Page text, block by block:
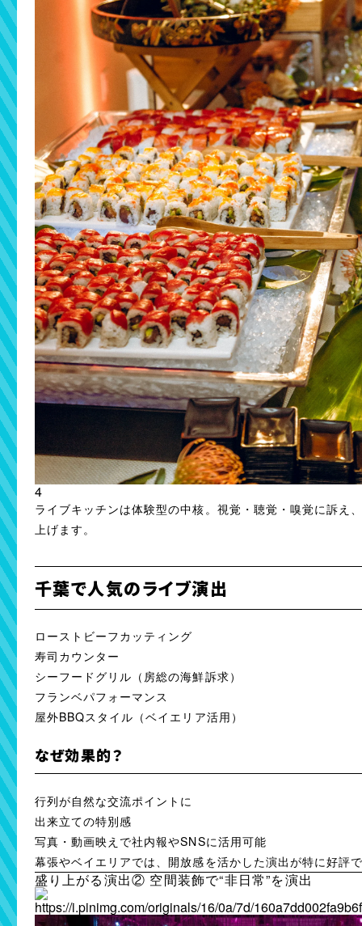
4
ライブキッチンは体験型の中核。視覚・聴覚・嗅覚に訴え
上げます。
千葉で人気のライブ演出
ローストビーフカッティング
寿司カウンター
シーフードグリル（房総の海鮮訴求）
フランベパフォーマンス
屋外BBQスタイル（ベイエリア活用）
なぜ効果的？
行列が自然な交流ポイントに
出来立ての特別感
写真・動画映えで社内報やSNSに活用可能
幕張やベイエリアでは、開放感を活かした演出が特に好評
盛り上がる演出② 空間装飾で“非日常”を演出